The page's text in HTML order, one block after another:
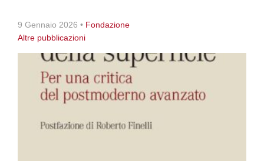
9 Gennaio 2026 • Fondazione
Altre pubblicazioni